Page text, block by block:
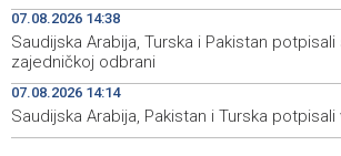
18:58
Fire breaks out across more than
firefighters and Air Tractors on the ground
18:55
Zelenski doputovao u Beograd, sutra
Vučićem
07.08.2026 14:38
Saudijska Arabija, Turska i Pakistan
zajedničkoj odbrani
07.08.2026 14:14
Saudijska Arabija, Pakistan i Turska